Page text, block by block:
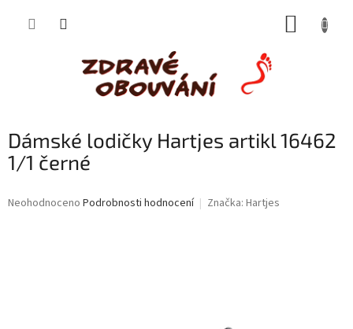
Dámské lodičky Hartjes artikl 16462
1/1 černé
Průměrné
Neohodnoceno Podrobnosti hodnocení Značka: Hartjes